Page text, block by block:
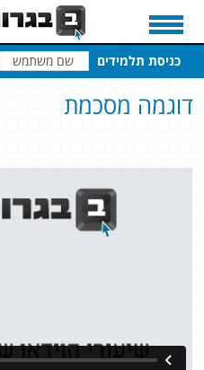
כניסת תלמידים
דוגמה מסכמת